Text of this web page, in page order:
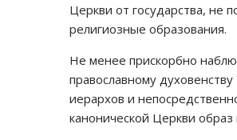
Церкви от государства, не
религиозные образования.
Не менее прискорбно
православному
иерархов и
канонической Церкви образ